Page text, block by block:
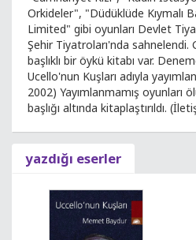
Orkideler", "Düdüklüde Kıymalı
Limited" gibi oyunları Devlet
Şehir Tiyatroları'nda sahnelendi.
başlıklı bir öykü kitabı var.
Ucello'nun Kuşları adıyla
2002) Yayımlanmamış oyunları
başlığı altında kitaplaştırıldı.
yazdığı eserler